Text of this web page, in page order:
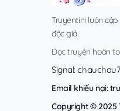
Truyentini luôn
độc giả.
Đọc truyện hoàn
Signal:
Email khiếu nại:
Copyright © 2025